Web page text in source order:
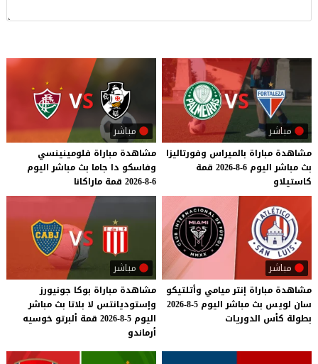
مباشر
مشاهدة مباراة بالميراس وفورتاليزا
بث مباشر اليوم 6-8-2026
قمة
كاستيلاو
مباشر
مشاهدة مباراة فلومينينسي
وفاسكو دا جاما بث مباشر اليوم
6-8-2026
قمة ماراكانا
مباشر
مشاهدة مباراة إنترميامي وأتلتيكو
سان لويس بث مباشر اليوم 5-8-2026
بطولة كأس الدوريات
مباشر
مشاهدة مباراة بوكا جونيورز
وإستوديانتس لا بلاتا بث مباشر
اليوم 5-8-2026 قمة ألبرتو خوسيه
أرماندو